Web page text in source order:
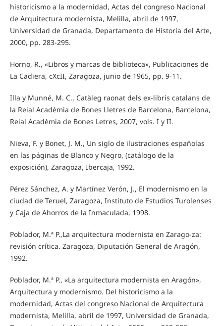
historicismo a la modernidad, Actas del congreso Nacional
de Arquitectura modernista, Melilla, abril de 1997,
Universidad de Granada, Departamento de Historia del Arte,
2000, pp. 283-295.
Horno, R., «Libros y marcas de biblioteca», Publicaciones de
La Cadiera, cXcII, Zaragoza, junio de 1965, pp. 9-11.
Illa y Munné, M. C., Catàleg raonat dels ex-libris catalans de
la Reial Acadèmia de Bones Lletres de Barcelona, Barcelona,
Reial Acadèmia de Bones Letres, 2007, vols. I y II.
Nieva, F. y Bonet, J. M., Un siglo de ilustraciones españolas
en las páginas de Blanco y Negro, (catálogo de la
exposición), Zaragoza, Ibercaja, 1992.
Pérez Sánchez, A. y Martínez Verón, J., El modernismo en la
ciudad de Teruel, Zaragoza, Instituto de Estudios Turolenses
y Caja de Ahorros de la Inmaculada, 1998.
Poblador, M.ª P.,La arquitectura modernista en Zarago-za:
revisión crítica. Zaragoza, Diputación General de Aragón,
1992.
Poblador, M.ª P., «La arquitectura modernista en Aragón»,
Arquitectura y modernismo. Del historicismo a la
modernidad, Actas del congreso Nacional de Arquitectura
modernista, Melilla, abril de 1997, Universidad de Granada,